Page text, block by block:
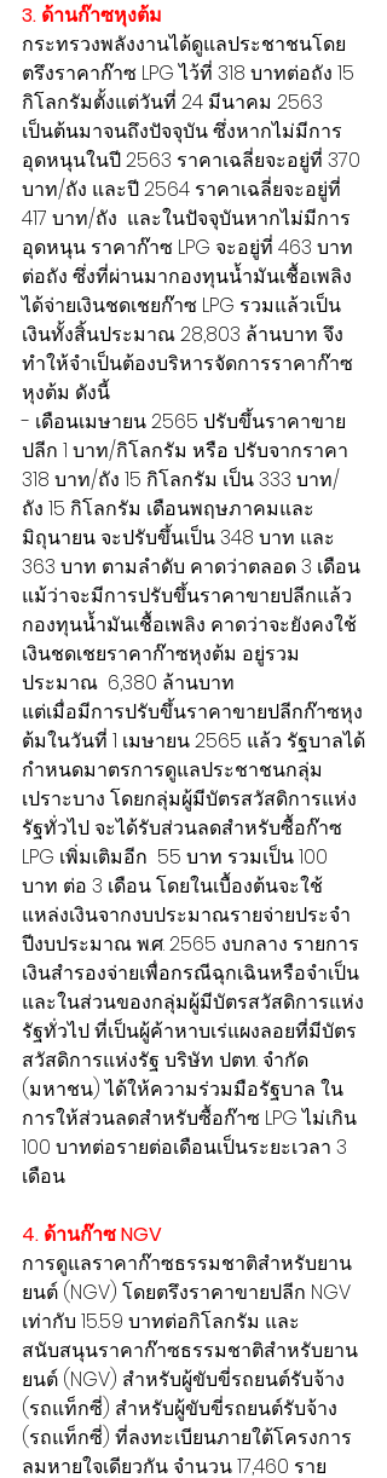
3. ด้านก๊าซหุงต้ม
กระทรวงพลังงานได้ดูแลประชาชนโดย
ตรึงราคาก๊าซ LPG ไว้ที่ 318 บาทต่อถัง 15
กิโลกรัมตั้งแต่วันที่ 24 มีนาคม 2563
เป็นต้นมาจนถึงปัจจุบัน ซึ่งหากไม่มีการ
อุดหนุนในปี 2563 ราคาเฉลี่ยจะอยู่ที่ 370
บาท/ถัง และปี 2564 ราคาเฉลี่ยจะอยู่ที่
417 บาท/ถัง  และในปัจจุบันหากไม่มีการ
อุดหนุน ราคาก๊าซ LPG จะอยู่ที่ 463 บาท
ต่อถัง ซึ่งที่ผ่านมากองทุนน้ำมันเชื้อเพลิง
ได้จ่ายเงินชดเชยก๊าซ LPG รวมแล้วเป็น
เงินทั้งสิ้นประมาณ 28,803 ล้านบาท จึง
ทำให้จำเป็นต้องบริหารจัดการราคาก๊าซ
หุงต้ม ดังนี้
- เดือนเมษายน 2565 ปรับขึ้นราคาขาย
ปลีก 1 บาท/กิโลกรัม หรือ ปรับจากราคา
318 บาท/ถัง 15 กิโลกรัม เป็น 333 บาท/
ถัง 15 กิโลกรัม เดือนพฤษภาคมและ
มิถุนายน จะปรับขึ้นเป็น 348 บาท และ
363 บาท ตามลำดับ คาดว่าตลอด 3 เดือน
แม้ว่าจะมีการปรับขึ้นราคาขายปลีกแล้ว
กองทุนน้ำมันเชื้อเพลิง คาดว่าจะยังคงใช้
เงินชดเชยราคาก๊าซหุงต้ม อยู่รวม
ประมาณ  6,380 ล้านบาท
แต่เมื่อมีการปรับขึ้นราคาขายปลีกก๊าซหุง
ต้มในวันที่ 1 เมษายน 2565 แล้ว รัฐบาลได้
กำหนดมาตรการดูแลประชาชนกลุ่ม
เปราะบาง โดยกลุ่มผู้มีบัตรสวัสดิการแห่ง
รัฐทั่วไป จะได้รับส่วนลดสำหรับซื้อก๊าซ
LPG เพิ่มเติมอีก  55 บาท รวมเป็น 100
บาท ต่อ 3 เดือน โดยในเบื้องต้นจะใช้
แหล่งเงินจากงบประมาณรายจ่ายประจำ
ปีงบประมาณ พ.ศ. 2565 งบกลาง รายการ
เงินสำรองจ่ายเพื่อกรณีฉุกเฉินหรือจำเป็น
และในส่วนของกลุ่มผู้มีบัตรสวัสดิการแห่ง
รัฐทั่วไป ที่เป็นผู้ค้าหาบเร่แผงลอยที่มีบัตร
สวัสดิการแห่งรัฐ บริษัท ปตท. จำกัด
(มหาชน) ได้ให้ความร่วมมือรัฐบาล ใน
การให้ส่วนลดสำหรับซื้อก๊าซ LPG ไม่เกิน
100 บาทต่อรายต่อเดือนเป็นระยะเวลา 3
เดือน
4. ด้านก๊าซ NGV
การดูแลราคาก๊าซธรรมชาติสำหรับยาน
ยนต์ (NGV) โดยตรึงราคาขายปลีก NGV
เท่ากับ 15.59 บาทต่อกิโลกรัม และ
สนับสนุนราคาก๊าซธรรมชาติสำหรับยาน
ยนต์ (NGV) สำหรับผู้ขับขี่รถยนต์รับจ้าง
(รถแท็กซี่) สำหรับผู้ขับขี่รถยนต์รับจ้าง
(รถแท็กซี่) ที่ลงทะเบียนภายใต้โครงการ
ลมหายใจเดียวกัน จำนวน 17,460 ราย